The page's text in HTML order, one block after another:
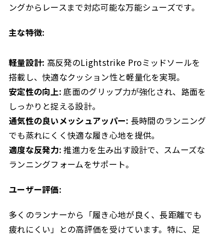
ングからレースまで対応可能な万能シューズです。
主な特徴:
軽量設計: 高反発のLightstrike Proミッドソールを
搭載し、快適なクッション性と軽量化を実現。
安定性の向上: 底面のグリップ力が強化され、路面を
しっかりと捉える設計。
通気性の良いメッシュアッパー: 長時間のランニング
でも蒸れにくく快適な履き心地を提供。
適度な反発力: 推進力を生み出す設計で、スムーズな
ランニングフォームをサポート。
ユーザー評価:
多くのランナーから「履き心地が良く、長距離でも
疲れにくい」との高評価を受けています。特に、足